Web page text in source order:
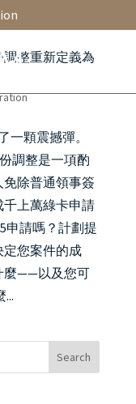
整重新定義為
一顆震撼彈。
調整是一項酌
除普通領事簽
上萬綠卡申請
申請嗎？計劃提
您案件的成
麼——以及您可
Search